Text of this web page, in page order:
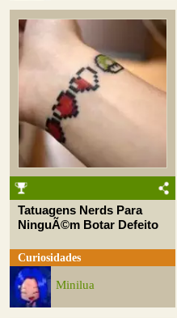
Tatuagens Nerds Para
NinguÃ©m Botar Defeito
Curiosidades
Minilua